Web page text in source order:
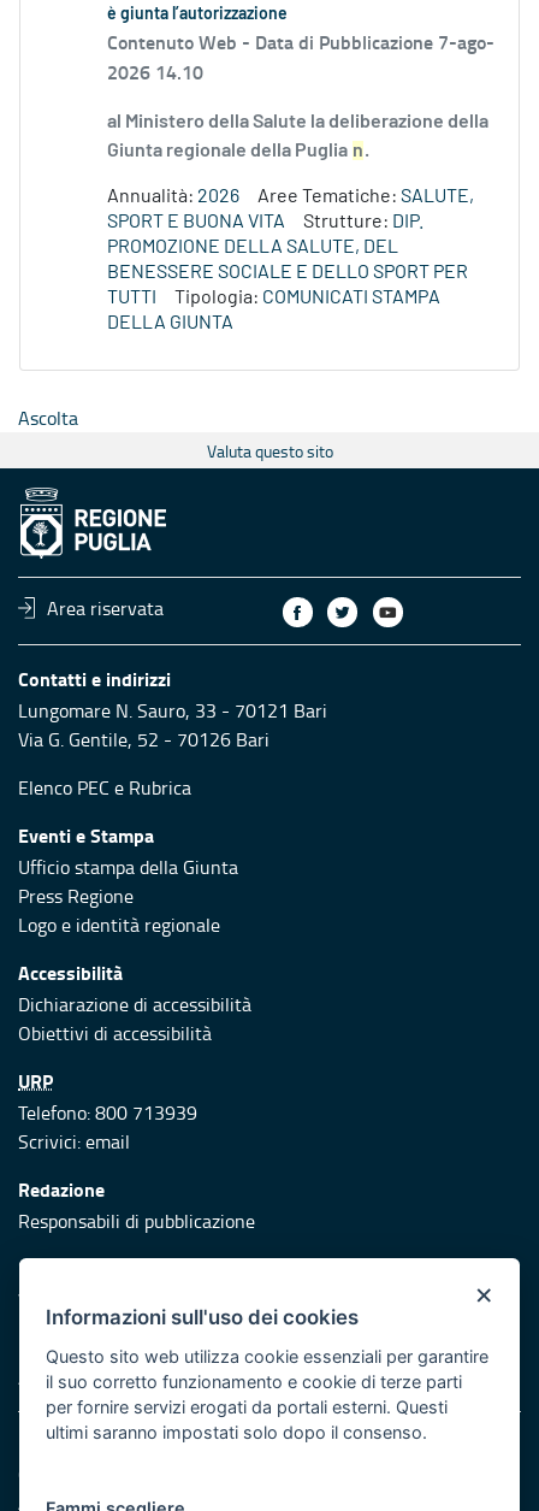
è giunta l’autorizzazione
Contenuto Web - Data di Pubblicazione 7-ago-
2026 14.10
al Ministero della Salute la deliberazione della
Giunta regionale della Puglia n.
Annualità: 2026 Aree Tematiche: SALUTE,
SPORT E BUONA VITA
Strutture: DIP.
PROMOZIONE DELLA SALUTE, DEL
BENESSERE SOCIALE E DELLO SPORT PER
TUTTI
Tipologia: COMUNICATI STAMPA
DELLA GIUNTA
Ascolta
Valuta questo sito
Area riservata
Contatti e indirizzi
Lungomare N. Sauro, 33 - 70121 Bari
Via G. Gentile, 52 - 70126 Bari
Elenco PEC e Rubrica
Eventi e Stampa
Ufficio stampa della Giunta
Press Regione
Logo e identità regionale
Accessibilità
Dichiarazione di accessibilità
Obiettivi di accessibilità
URP
Telefono: 800 713939
Scrivici:email
Redazione
Responsabili di pubblicazione
Protezione civile
Vai al sito di Protezione Civile Puglia
Iniziativa finanziata con risorse del POR Puglia 2014/2020 -
Asse XI
Note legali
Cookie e privacy
Atti di notifica
×
Informazioni sull'uso dei cookies
Questo sito web utilizza cookie essenziali per garantire
il suo corretto funzionamento e cookie di terze parti
per fornire servizi erogati da portali esterni. Questi
ultimi saranno impostati solo dopo il consenso.